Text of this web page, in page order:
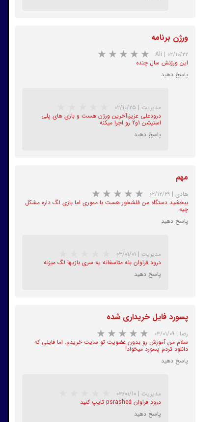
★★★★★
★★★★★
ورژن برنامه
Ali | ۰۲/۱۰/۲۲
این ورژنش سال چنده
پاسخ دهید
مدیریت | ۰۲/۱۰/۲۵
درودعلی عزیز،آخرین ورژن هست و بازی های پلی
استیشن 1و2 رو اجرا میکنه
پاسخ دهید
مهم
هادی | ۰۲/۱۲/۲۹
ببخشید دستگاه من فلشخور هست با مموری اما بازی لگ داره مشکل
چیه
پاسخ دهید
مدیریت | ۰۳/۰۱/۰۱
درود فراوان بله متاسفانه یه سری بازیها لگ میزنه
پاسخ دهید
پسورد فایل خریداری شده
رضا | ۰۳/۰۱/۰۹
سلام من آموزش رو بدون عضویت تو سایت خریدم. اما فایلی که
دانلود کردم پسورد میخواد!
پاسخ دهید
مدیریت | ۰۳/۰۱/۱۰
درود فراوان psrashed تایپ کنید
پاسخ دهید